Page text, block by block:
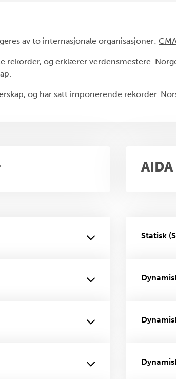
av to internasjonale organisasjoner:
rekorder, og erklærer verdensmestere.
og har satt imponerende rekorder.
Statisk